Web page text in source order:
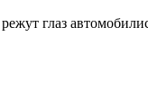
глаз